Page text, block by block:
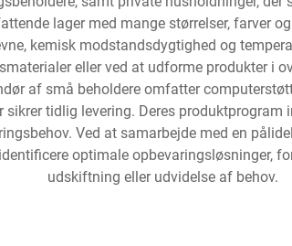
lager med mange størrelser, farver
kemisk modstandsdygtighed og
eller ved at udforme produkter i
af små beholdere omfatter
tidlig levering. Deres
Ved at samarbejde med en
optimale opbevaringsløsninger,
udskiftning eller udvidelse af behov.